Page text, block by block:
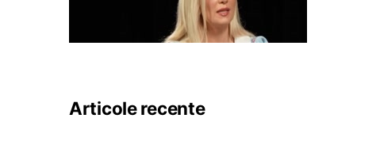
Articole recente